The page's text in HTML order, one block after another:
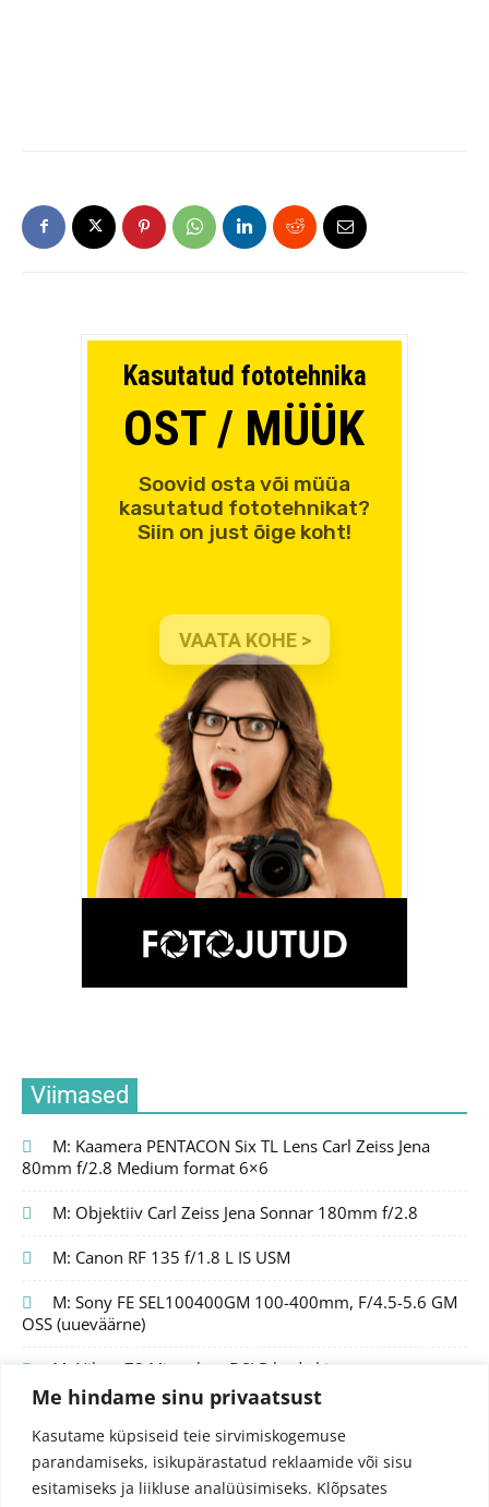
Me hindame sinu privaatsust
Kasutame küpsiseid teie sirvimiskogemuse
parandamiseks, isikupärastatud reklaamide või sisu
esitamiseks ja liikluse analüüsimiseks. Klõpsates
Viimased
M: Kaamera PENTACON Six TL Lens Carl Zeiss Jena
80mm f/2.8 Medium format 6×6
M: Objektiiv Carl Zeiss Jena Sonnar 180mm f/2.8
M: Canon RF 135 f/1.8 L IS USM
M: Sony FE SEL100400GM 100-400mm, F/4.5-5.6 GM
OSS (uueväärne)
M: Nikon Z8 Mirrorless DSLR body kit